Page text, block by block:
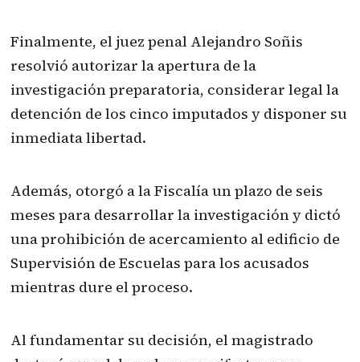
Finalmente, el juez penal Alejandro Soñis
resolvió autorizar la apertura de la
investigación preparatoria, considerar legal la
detención de los cinco imputados y disponer su
inmediata libertad.
Además, otorgó a la Fiscalía un plazo de seis
meses para desarrollar la investigación y dictó
una prohibición de acercamiento al edificio de
Supervisión de Escuelas para los acusados
mientras dure el proceso.
Al fundamentar su decisión, el magistrado